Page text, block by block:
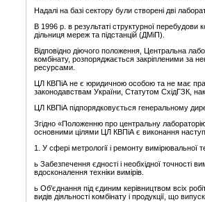
Надалі на базі сектору були створені дві
В 1996 р. в результаті структурної
дільниця мереж та підстанцій (ДМіП).
Відповідно діючого положення, Центральна
комбінату, розпоряджається закріпленими за
ресурсами.
ЦЛ КВПіА не є юридичною особою та не має
законодавствам України, Статутом СхідГЗК,
ЦЛ КВПіА підпорядковується генеральному
Згідно «Положенню про центральну
основними цілями ЦЛ КВПіА є виконання
1. У сфері метрології і ремонту вимірювальної
ь Забезпечення єдності і необхідної точності
вдосконалення техніки вимірів.
ь Об'єднання під єдиним керівництвом всіх
видів діяльності комбінату і продукції, що